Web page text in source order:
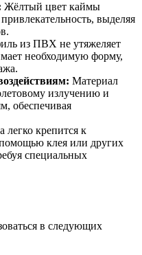
Жёлтый цвет каймы
выделяя
из ПВХ не утяжеляет
необходимую форму,
Материал
излучению и
обеспечивая
легко крепится к
клея или других
специальных
в следующих